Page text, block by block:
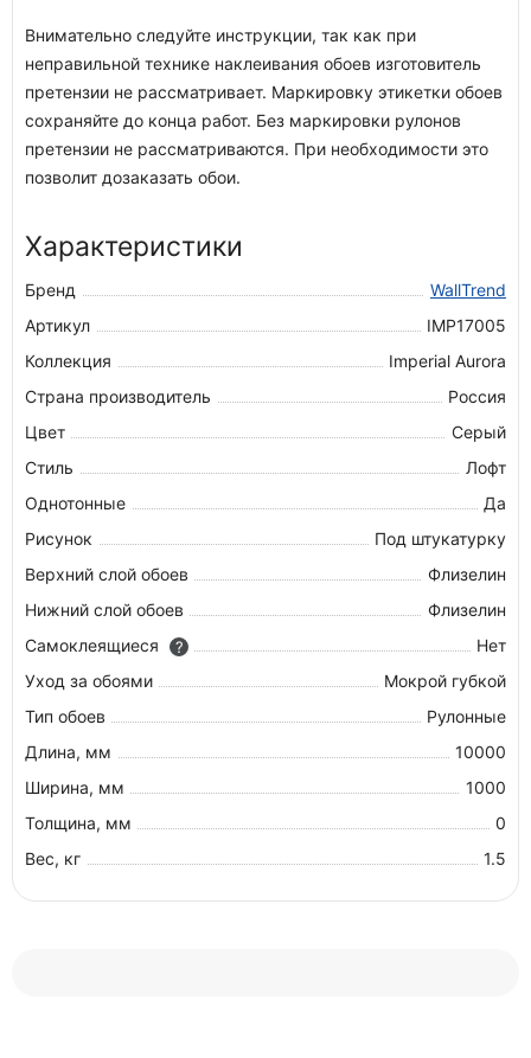
Внимательно следуйте инструкции, так как при
неправильной технике наклеивания обоев изготовитель
претензии не рассматривает. Маркировку этикетки обоев
сохраняйте до конца работ. Без маркировки рулонов
претензии не рассматриваются. При необходимости это
позволит дозаказать обои.
Характеристики
Бренд
WallTrend
Артикул
IMP17005
Коллекция
Imperial Aurora
Страна производитель
Россия
Цвет
Серый
Стиль
Лофт
Однотонные
Да
Рисунок
Под штукатурку
Верхний слой обоев
Флизелин
Нижний слой обоев
Флизелин
Самоклеящиеся
?
Нет
Уход за обоями
Мокрой губкой
Тип обоев
Рулонные
Длина, мм
10000
Ширина, мм
1000
Толщина, мм
0
Вес, кг
1.5